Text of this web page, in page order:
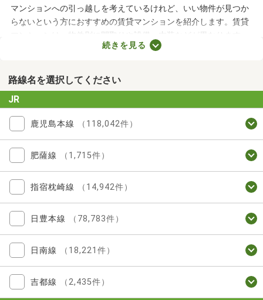
マンションへの引っ越しを考えているけれど、いい物件が見つか
らないという方におすすめの賃貸マンションを紹介します。賃貸
マンションは、物件別に間取りや設備、内装などが異なります。
複数の物件を見比べて、希望や好みにぴったりなお部屋を見つけ
貸マンションを比較してみてくださいね。
続きを見る
路線名を選択してください
JR
鹿児島本線 （118,042件）
肥薩線 （1,715件）
指宿枕崎線 （14,942件）
日豊本線 （78,783件）
日南線 （18,221件）
吉都線 （2,435件）